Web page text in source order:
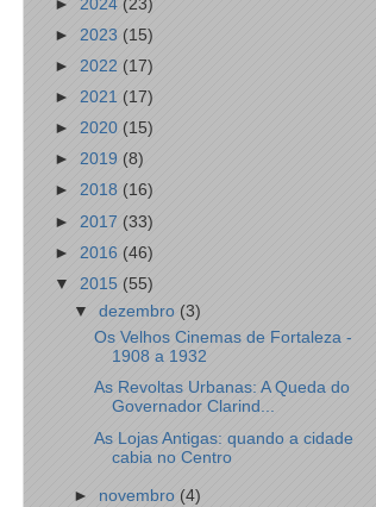
► 2024 (23)
► 2023 (15)
► 2022 (17)
► 2021 (17)
► 2020 (15)
► 2019 (8)
► 2018 (16)
► 2017 (33)
► 2016 (46)
▼ 2015 (55)
▼dezembro (3)
Os Velhos Cinemas de Fortaleza -
1908 a 1932
As Revoltas Urbanas: A Queda do
Governador Clarind...
As Lojas Antigas: quando a cidade
cabia no Centro
► novembro (4)